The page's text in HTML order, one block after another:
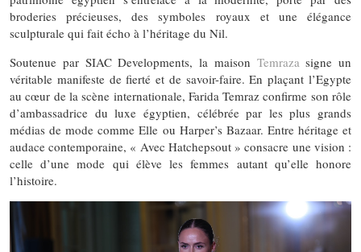
broderies précieuses, des symboles royaux et une élégance
sculpturale qui fait écho à l’héritage du Nil.
Soutenue par SIAC Developments, la maison Temrazasigne un
véritable manifeste de fierté et de savoir-faire. En plaçant l’Egypte
au cœur de la scène internationale, Farida Temraz confirme son rôle
d’ambassadrice du luxe égyptien, célébrée par les plus grands
médias de mode comme Elle ou Harper’s Bazaar. Entre héritage et
audace contemporaine, « Avec Hatchepsout » consacre une vision :
celle d’une mode qui élève les femmes autant qu’elle honore
l’histoire.